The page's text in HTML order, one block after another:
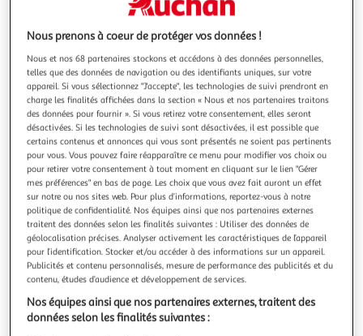
LILLIPUTIENS
Balle Chaperon Rouge en tissus
Cette balle de Petit Chaperon Rouge, avec ses couleurs
vives et ses détails surprenants, est facile à saisir pour les
petites mains et elle émet des sons de grelot et de
froissement lorsqu'elle roule.
En savoir +
Vendu par Multishop
Retrait dès 4/5 jours
2,00€
Plus d'options
Vendu parMultishop
Nous prenons à coeur de protéger vos données !
Nous et nos 68 partenaires stockons et accédons à des données personnelles,
telles que des données de navigation ou des identifiants uniques, sur votre
appareil. Si vous sélectionnez "J'accepte", les technologies de suivi prendront en
charge les finalités affichées dans la section « Nous et nos partenaires traitons
des données pour fournir ». Si vous retirez votre consentement, elles seront
désactivées. Si les technologies de suivi sont désactivées, il est possible que
certains contenus et annonces qui vous sont présentés ne soient pas pertinents
pour vous. Vous pouvez faire réapparaître ce menu pour modifier vos choix ou
pour retirer votre consentement à tout moment en cliquant sur le lien "Gérer
mes préférences" en bas de page. Les choix que vous avez fait auront un effet
sur notre ou nos sites web. Pour plus d’informations, reportez-vous à notre
politique de confidentialité. Nos équipes ainsi que nos partenaires externes
traitent des données selon les finalités suivantes : Utiliser des données de
géolocalisation précises. Analyser activement les caractéristiques de l’appareil
pour l’identification. Stocker et/ou accéder à des informations sur un appareil.
Publicités et contenu personnalisés, mesure de performance des publicités et du
contenu, études d’audience et développement de services.
Nos équipes ainsi que nos partenaires externes, traitent des
données selon les finalités suivantes :